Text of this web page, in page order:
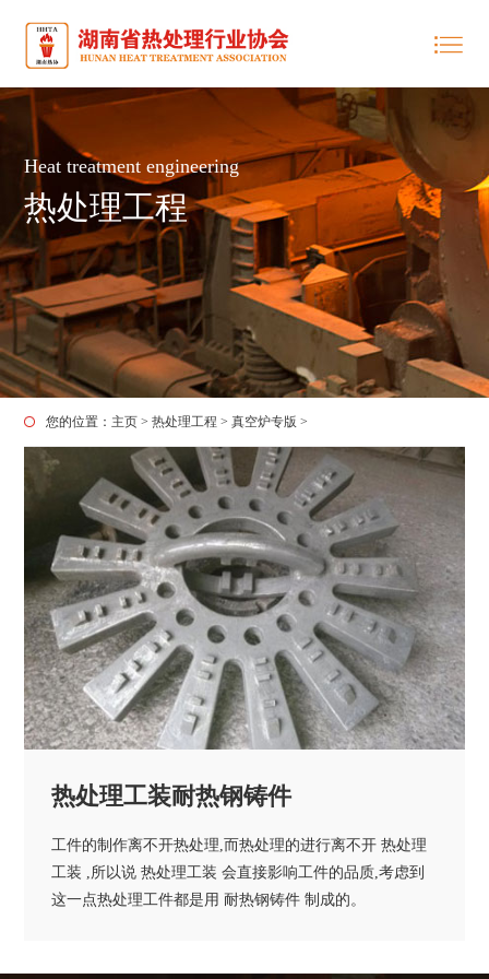
Heat treatment engineering
热处理工程
您的位置： 主页 >热处理工程 >真空炉专版 >
热处理工装耐热钢铸件
工件的制作离不开热处理,而热处理的进行离不开 热处理
工装 ,所以说 热处理工装 会直接影响工件的品质,考虑到
这一点热处理工件都是用 耐热钢铸件 制成的。